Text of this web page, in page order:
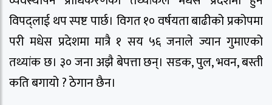
विपद्लाई थप स्पष्ट पार्छ। विगत १० वर्षयता बाढीको प्रकोपमा
परी मधेस प्रदेशमा मात्रै १ सय ५६ जनाले ज्यान गुमाएको
तथ्यांक छ। ३० जना अझै बेपत्ता छन्। सडक, पुल, भवन, बस्ती
कति बगायो ? ठेगान छैन।